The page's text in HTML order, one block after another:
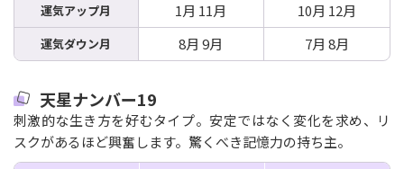
運気アップ月
1月 11月 10月 12月
運気ダウン月 8月 9月 7月 8月
天星ナンバー19
刺激的な生き方を好むタイプ。安定ではなく変化を求め、リ
スクがあるほど興奮します。驚くべき記憶力の持ち主。